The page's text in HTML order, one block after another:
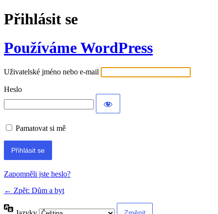
Přihlásit se
Používáme WordPress
Uživatelské jméno nebo e-mail
Heslo
Pamatovat si mě
Alternative:
Zapomněli jste heslo?
← Zpět: Dům a byt